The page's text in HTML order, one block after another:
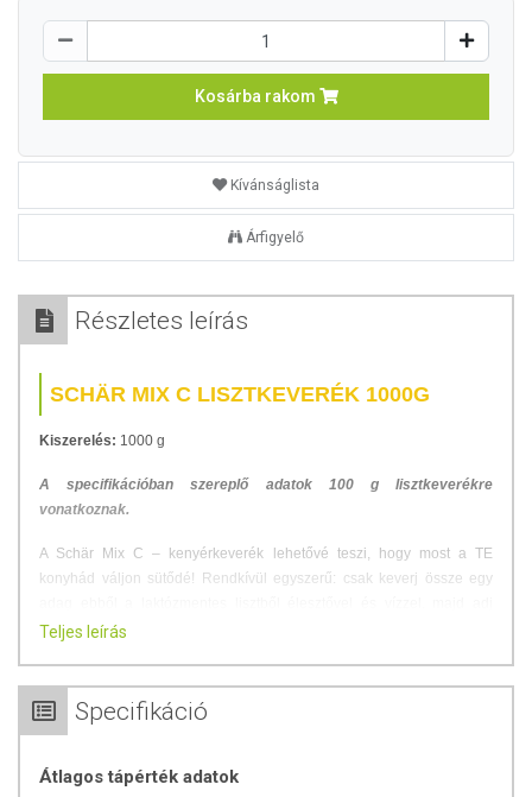
Kosárba rakom
Kívánságlista
Árfigyelő
Részletes leírás
SCHÄR MIX C LISZTKEVERÉK 1000G
Kiszerelés: 1000 g
A specifikációban szereplő adatok 100 g lisztkeverékre
vonatkoznak.
A Schär Mix C – kenyérkeverék lehetővé teszi, hogy most a TE
konyhád váljon sütődé! Rendkívül egyszerű: csak keverj össze egy
hozzá egy kevés sót, és dolgozd össze.
ÖSSZETÉTEL
Összetevők:
Nyomokban szóját és csillagfürtöt tartalmazhat. LAKTÓZT NEM
Teljes leírás
Specifikáció
Átlagos tápérték adatok